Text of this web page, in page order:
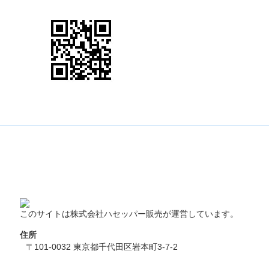
このサイトは株式会社ハセッパー販売が運営しています。
住所
〒101-0032 東京都千代田区岩本町3-7-2